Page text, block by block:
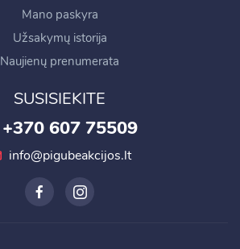
Mano paskyra
Užsakymų istorija
Naujienų prenumerata
SUSISIEKITE
+370 607 75509
info@pigubeakcijos.lt